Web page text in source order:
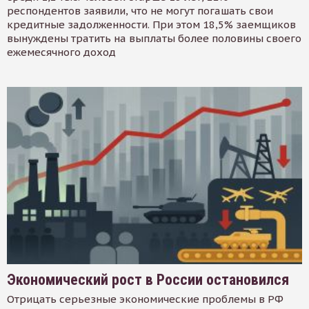
респондентов заявили, что не могут погашать свои
кредитные задолженности. При этом 18,5% заемщиков
вынуждены тратить на выплаты более половины своего
ежемесячного доход
Экономический рост в России остановился
Отрицать серьезные экономические проблемы в РФ